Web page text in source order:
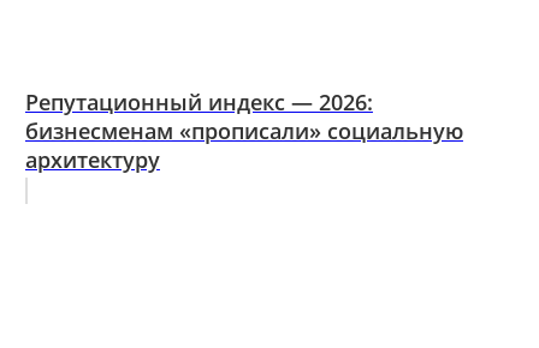
Репутационный индекс — 2026:
бизнесменам «прописали» социальную
архитектуру